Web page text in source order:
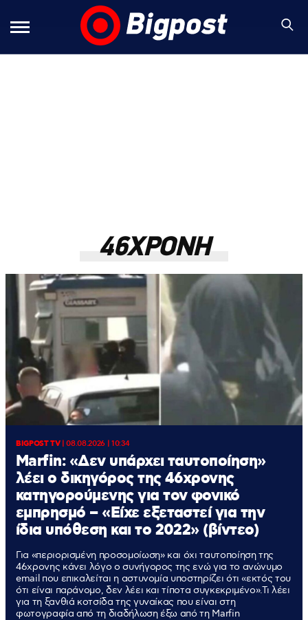
46ΧΡΟΝΗ
BIGPOST TV|08.08.2026 | 10:34
Marfin: «Δεν υπάρχει ταυτοποίηση»
λέει ο δικηγόρος της 46χρονης
κατηγορούμενης για τον φονικό
εμπρησμό – «Είχε εξεταστεί για την
ίδια υπόθεση και το 2022» (βίντεο)
Για «περιορισμένη προσομοίωση» και όχι ταυτοποίηση της
46χρονης κάνει λόγο ο συνήγορος της ενώ για το ανώνυμο
email που επικαλείται η αστυνομία υποστηρίζει ότι «εκτός του
ότι είναι παράνομο, δεν λέει και τίποτα συγκεκριμένο».Τι λέει
για τη ξανθιά κοτσίδα της γυναίκας που είναι στη
φωτογραφία από τη διαδήλωση έξω από τη Marfin